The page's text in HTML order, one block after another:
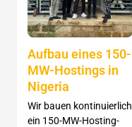
Aufbau eines 150-
MW-Hostings in
Nigeria
Wir bauen kontinuierlich
ein 150-MW-Hosting-